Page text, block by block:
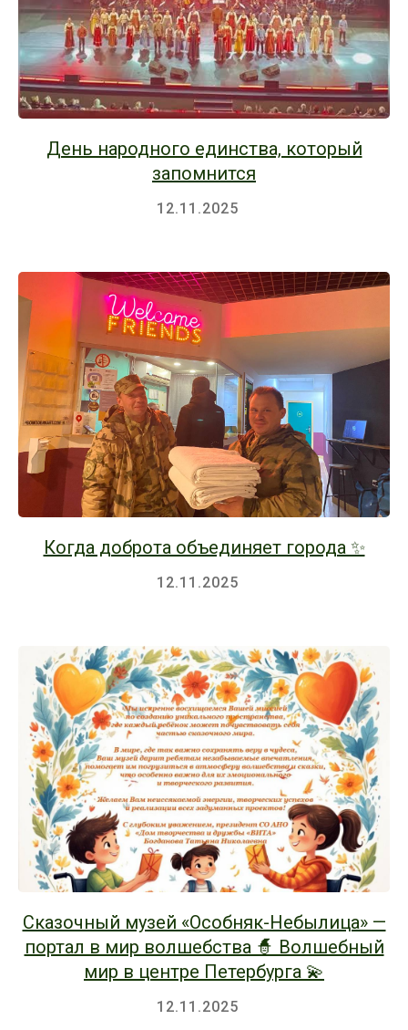
День народного единства, который
запомнится
12.11.2025
Когда доброта объединяет города ✨
12.11.2025
Сказочный музей «Особняк-Небылица» —
портал в мир волшебства 🧙 Волшебный
мир в центре Петербурга 💫
12.11.2025